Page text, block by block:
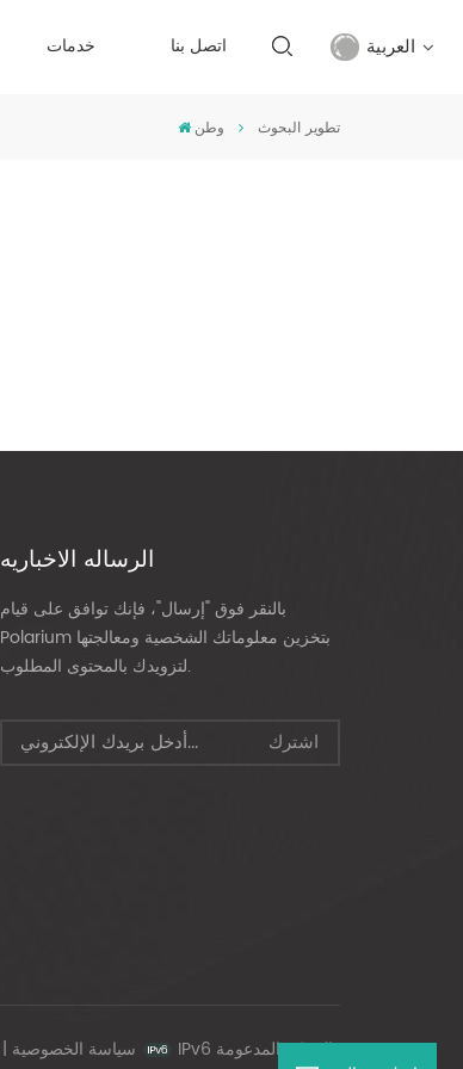
خدمات اتصل بنا العربية
وطن تطوير البحوث
الرساله الاخباريه
بالنقر فوق "إرسال"، فإنك توافق على قيام
Polarium بتخزين معلوماتك الشخصية ومعالجتها
لتزويدك بالمحتوى المطلوب.
| سياسة الخصوصية
IPv6 الشبكة المدعومة